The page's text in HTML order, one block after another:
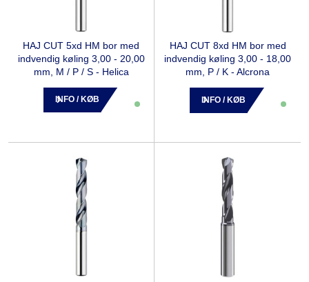
HAJ CUT 5xd HM bor med
indvendig køling 3,00 - 20,00
mm, M / P / S - Helica
INFO / KØB
HAJ CUT 8xd HM bor med
indvendig køling 3,00 - 18,00
mm, P / K - Alcrona
INFO / KØB